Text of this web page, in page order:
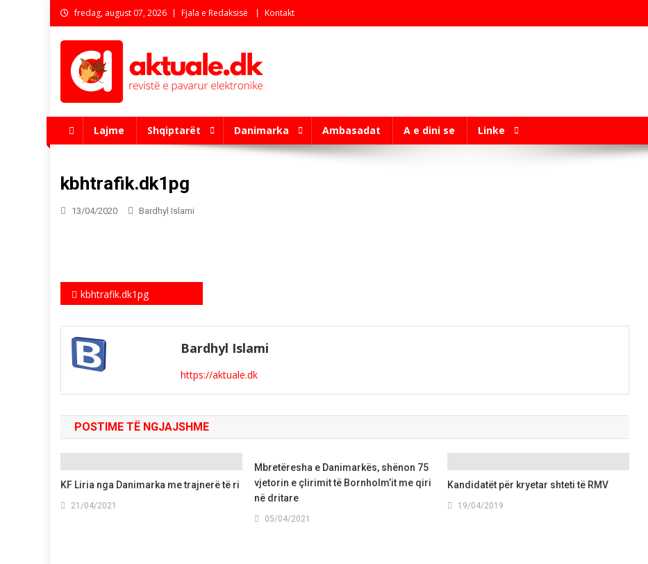
Skip
to
content
fredag, august 07, 2026 Fjala e Redaksisë Kontakt
aktuale.dk
Lajme
Shqiptarët Danimarka Ambasadat A e dini se Linke
kbhtrafik.dk1pg
13/04/2020 Bardhyl Islami
Indlægsnavigation
kbhtrafik.dk1pg
Bardhyl Islami
https://aktuale.dk
POSTIME TË NGJAJSHME
KF Liria nga Danimarka me trajnerë të ri
21/04/2021
Mbretëresha e Danimarkës, shënon 75
vjetorin e çlirimit të Bornholm’it me qiri
në dritare
05/04/2021
Kandidatët për kryetar shteti të RMV
19/04/2019